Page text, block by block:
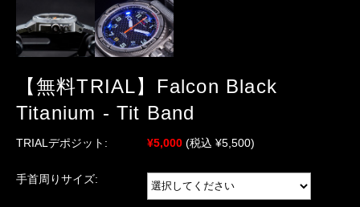
【無料TRIAL】Falcon Black
Titanium - Tit Band
TRIALデポジット: ¥5,000 (税込 ¥5,500)
手首周りサイズ: